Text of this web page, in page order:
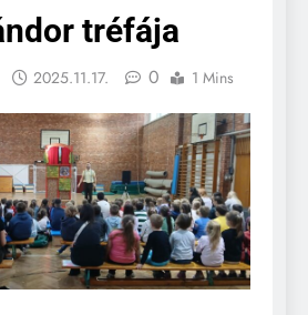
tréfája
2025.11.17. 0 1 Mins